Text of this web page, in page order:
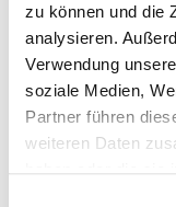
zu können und die
analysieren.
Verwendung
soziale Medien,
Partner führen
weiteren Daten